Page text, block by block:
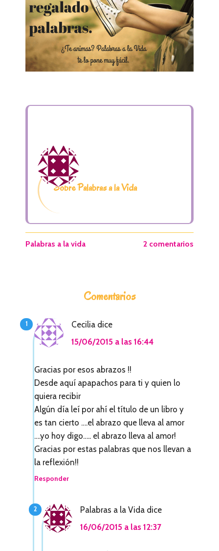
Sobre Palabras a la Vida
Palabras a la vida 2 comentarios
Comentarios
Cecilia dice
15/06/2015 a las 16:44
Gracias por esos abrazos !!
Desde aquí apapachos para ti y quien lo
quiera recibir
Algún día leí por ahí el título de un libro y
es tan cierto ….el abrazo que lleva al amor
….yo hoy digo….. el abrazo lleva al amor!
Gracias por estas palabras que nos llevan a
la reflexión!!
Responder
Palabras a la Vida dice
16/06/2015 a las 12:37